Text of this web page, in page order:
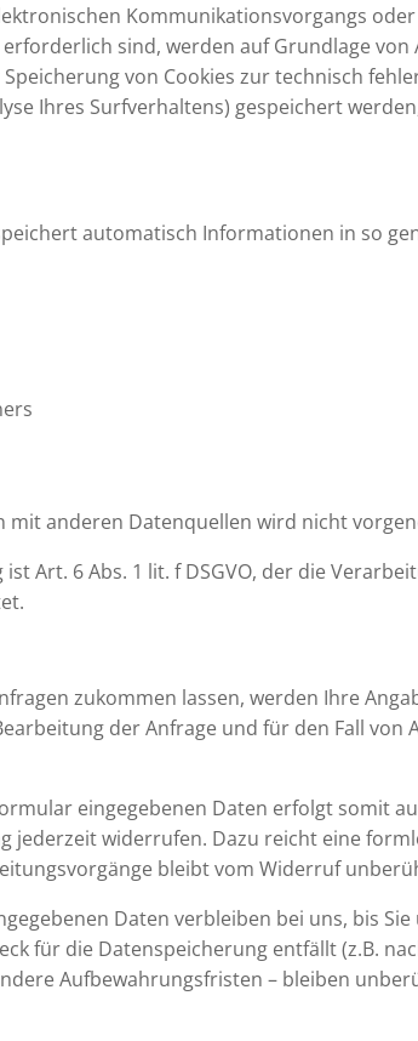
Kommunikationsvorgangs
sind, werden auf Grundlage
von Cookies zur technisch
Ihres Surfverhaltens) gespeichert
automatisch Informationen in so
mit anderen Datenquellen wird nicht
Art. 6 Abs. 1 lit. f DSGVO, der die
zukommen lassen, werden Ihre
der Anfrage und für den Fall
eingegebenen Daten erfolgt somit
jederzeit widerrufen. Dazu reicht eine
bleibt vom Widerruf
Daten verbleiben bei uns, bis
für die Datenspeicherung entfällt (z.B.
Aufbewahrungsfristen – bleiben